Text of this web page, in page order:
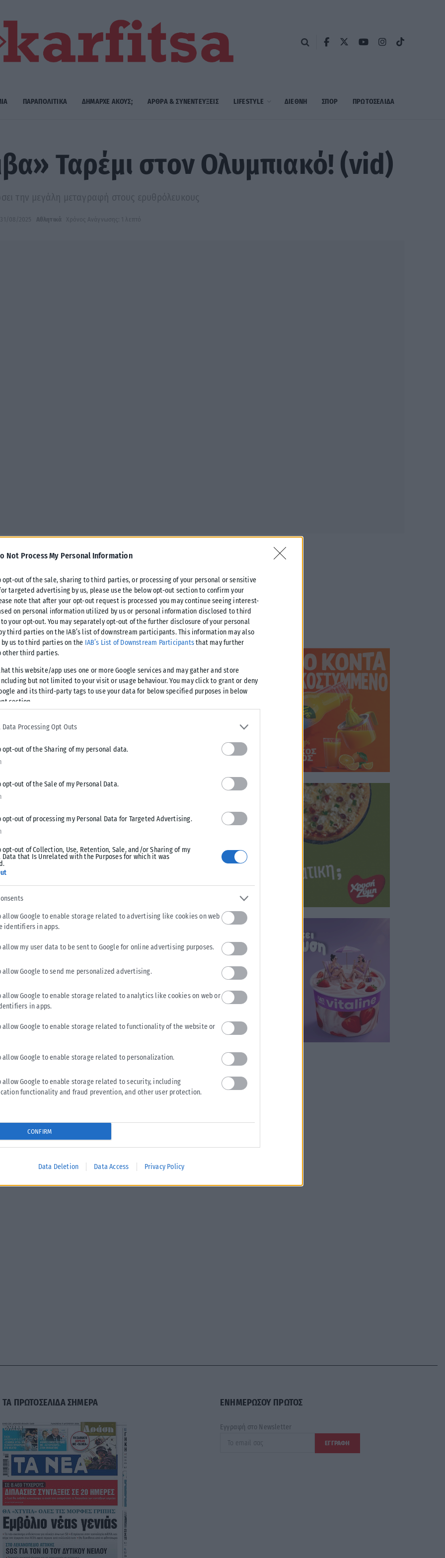
Not Process My Personal Information
opt-out of the sale, sharing to third parties, or processing of your personal or sensitive
targeted advertising by us, please use the below opt-out section to confirm your
note that after your opt-out request is processed you may continue seeing interest-
on personal information utilized by us or personal information disclosed to third
your opt-out. You may separately opt-out of the further disclosure of your personal
third parties on the IAB’s list of downstream participants. This information may also
by us to third parties on the IAB’s List of Downstream Participantsthat may further
other third parties.
this website/app uses one or more Google services and may gather and store
but not limited to your visit or usage behaviour. You may click to grant or deny
and its third-party tags to use your data for below specified purposes in below
section.
Data Processing Opt Outs
opt-out of the Sharing of my personal data.
opt-out of the Sale of my Personal Data.
opt-out of processing my Personal Data for Targeted Advertising.
opt-out of Collection, Use, Retention, Sale, and/or Sharing of my
Data that Is Unrelated with the Purposes for which it was
allow Google to enable storage related to advertising like cookies on web
identifiers in apps.
allow my user data to be sent to Google for online advertising purposes.
allow Google to send me personalized advertising.
allow Google to enable storage related to analytics like cookies on web or
in apps.
allow Google to enable storage related to functionality of the website or
allow Google to enable storage related to personalization.
allow Google to enable storage related to security, including
functionality and fraud prevention, and other user protection.
CONFIRM
Data Deletion Data Access Privacy Policy
ΠΑΡΑΠΟΛΙΤΙΚΑ ΔΗΜΑΡΧE ΑΚΟΥΣ; ΑΡΘΡΑ & ΣΥΝΕΝΤΕΥΞΕΙΣ LIFESTYLE ΔΙΕΘΝΗ ΣΠΟΡ ΠΡΩΤΟΣΈΛΙΔΑ
Ταρέμι στον Ολυμπιακό! (vid)
την μεγάλη μεταγραφή στους ερυθρόλευκους
31/08/2025 Αθλητικά Χρόνος Ανάγνωσης: 1 λεπτό
από τις πιο ηχηρές μεταγραφές του καλοκαιριού, καθώς
συνεχίσει την καριέρα του στον Πειραιά, αποτελώντας
Ελλάδας.
εκατομμύρια ευρώ για να ολοκληρωθεί η συμφωνία με τον
συμβόλαιο συνεργασίας, με ετήσιες απολαβές που
ΑΘΛΗΤΙΚΆ
Άρης: Ένα μήνα εκτός δράσης ο Κουαμέ
Άσχημα νέα για τον Άρη, καθώς ο Κριστιάν Κουαμέ υπέστη
μείνει εκτός...
ΤΑ ΠΡΩΤΟΣΕΛΙΔΑ ΣΗΜΕΡΑ ΕΝΗΜΕΡΩΣΟΥ ΠΡΩΤΟΣ
Εγγραφή στο Newsletter